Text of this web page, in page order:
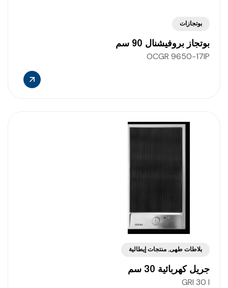
بوتجازات
بوتجاز بروفيشنال 90 سم
OCGR 9650-17IP
بلاطات طهى, منتجات إيطالية
جريل كهربائية 30 سم
GRI 30 I